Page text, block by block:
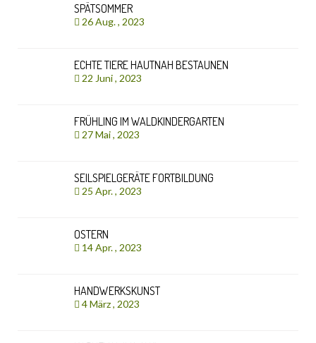
SPÄTSOMMER
26 Aug. , 2023
ECHTE TIERE HAUTNAH BESTAUNEN
22 Juni , 2023
FRÜHLING IM WALDKINDERGARTEN
27 Mai , 2023
SEILSPIELGERÄTE FORTBILDUNG
25 Apr. , 2023
OSTERN
14 Apr. , 2023
HANDWERKSKUNST
4 März , 2023